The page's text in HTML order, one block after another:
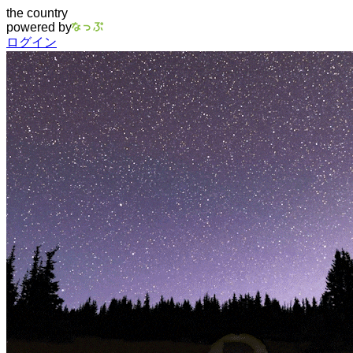
the country
powered by
ログイン